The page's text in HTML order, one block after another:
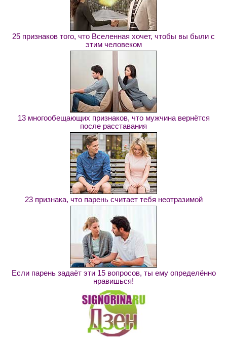
25 признаков того, что Вселенная хочет, чтобы вы были с
этим человеком
13 многообещающих признаков, что мужчина вернётся
после расставания
23 признака, что парень считает тебя неотразимой
Если парень задаёт эти 15 вопросов, ты ему определённо
нравишься!